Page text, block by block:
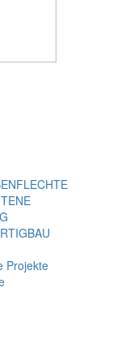
Projekte